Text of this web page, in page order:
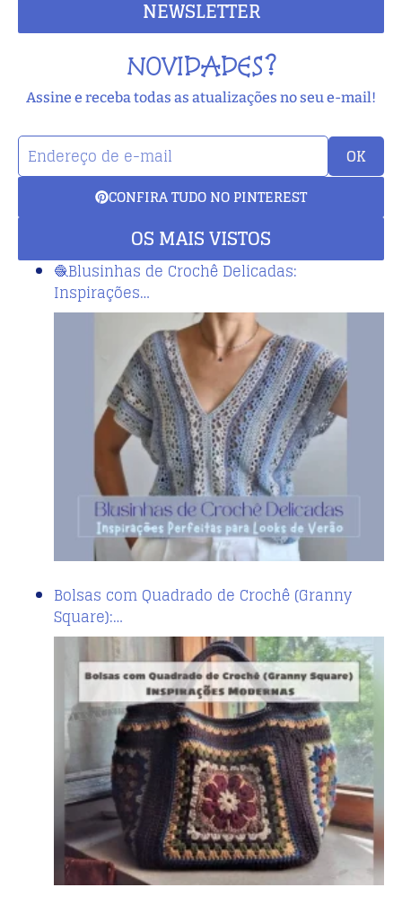
NEWSLETTER
NOVIDADES?
Assine e receba todas as atualizações no seu e-mail!
OK
CONFIRA TUDO NO PINTEREST
OS MAIS VISTOS
🧶Blusinhas de Crochê Delicadas:
Inspirações…
Bolsas com Quadrado de Crochê (Granny
Square):…